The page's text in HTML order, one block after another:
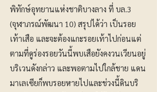
พิทักษ์อุทยานแห่งชาติบางลาง ที่ บล.3
(จุฬาภรณ์พัฒนา 10) สรุปได้ว่า เป็นรอย
เท้าเสือ และจะต้องแกะรอยเท้าไปก่อนแต่
ตามที่ดูร่องรอยวันนี้พบเสือยังคงวนเวียนอยู่
บริเวนดังกล่าว และพอตามไปใกล้ชาย แดน
มาเลเซียก็พบรอยหายไปและช่วงนี้ดินบริ